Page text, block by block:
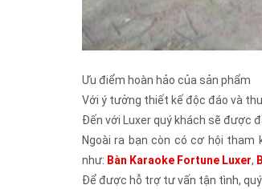
Ưu điểm hoàn hảo của sản phẩm
Với ý tưởng thiết kế độc đáo và
Đến với Luxer quý khách sẽ được
Ngoài ra bạn còn có cơ hội tham
như: Bàn Karaoke Fortune Luxer,
Để được hỗ trợ tư vấn tận tình,